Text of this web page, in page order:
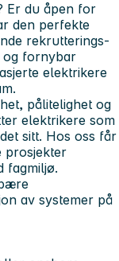
Er du åpen for
den perfekte
rekrutterings-
og fornybar
elektrikere
pålitelighet og
elektrikere som
sitt. Hos oss får
prosjekter
fagmiljø.
av systemer på